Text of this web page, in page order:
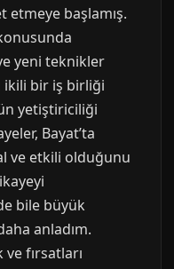
etmeye başlamış.
yeni teknikler
ikili bir iş birliği
yetiştiriciliği
Bayat’ta
ve etkili olduğunu
bile büyük
anladım.
fırsatları